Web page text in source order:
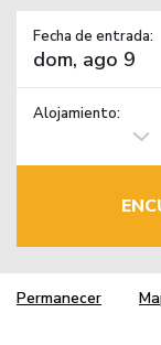
Fecha de entrada:
Alojamiento:
Permanecer